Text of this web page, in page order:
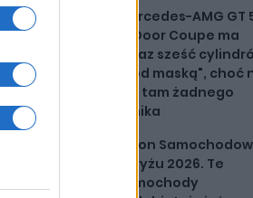
Mercedes-AMG GT
4-Door Coupe ma
teraz sześć
"pod maską", choć
ma tam żadnego
silnika
Salon
Paryżu 2026. Te
samochody